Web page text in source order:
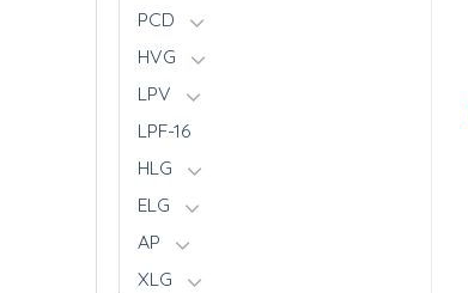
PCD
HVG
LPV
LPF-16
HLG
ELG
AP
XLG